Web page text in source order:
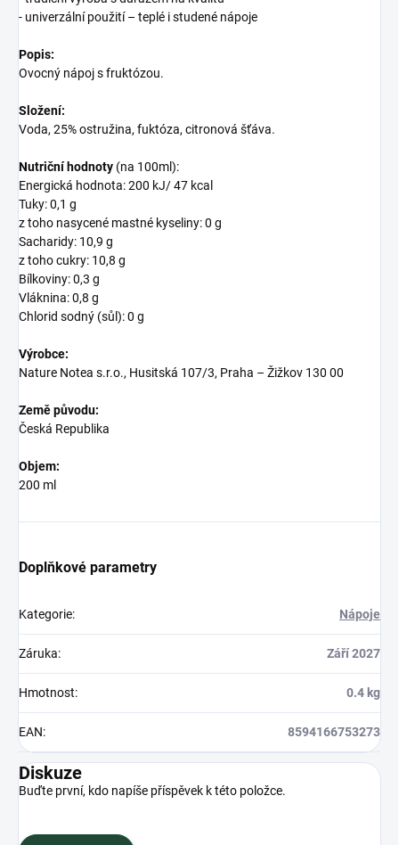
- univerzální použití – teplé i studené nápoje
Popis:
Ovocný nápoj s fruktózou.
Složení:
Voda, 25% ostružina, fuktóza, citronová šťáva.
Nutriční hodnoty (na 100ml):
Energická hodnota: 200 kJ/ 47 kcal
Tuky: 0,1 g
z toho nasycené mastné kyseliny: 0 g
Sacharidy: 10,9 g
z toho cukry: 10,8 g
Bílkoviny: 0,3 g
Vláknina: 0,8 g
Chlorid sodný (sůl): 0 g
Výrobce:
Nature Notea s.r.o., Husitská 107/3, Praha – Žižkov 130 00
Země původu:
Česká Republika
Objem:
200 ml
Doplňkové parametry
Kategorie: Nápoje
Záruka: Září 2027
Hmotnost: 0.4 kg
EAN: 8594166753273
Diskuze
Buďte první, kdo napíše příspěvek k této položce.